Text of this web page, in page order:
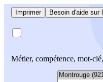
Imprimer Besoin d'aide sur
Métier, compétence, mot-